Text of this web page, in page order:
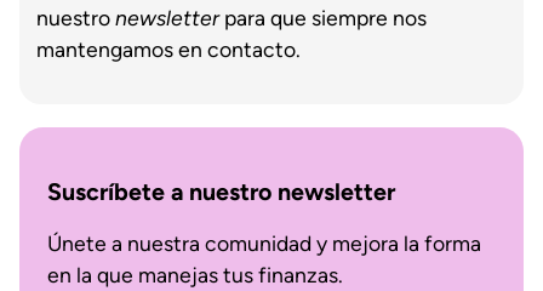
nuestronewsletterpara que siempre nos
mantengamos en contacto.
Suscríbete a nuestro newsletter
Únete a nuestra comunidad y mejora la forma
en la que manejas tus finanzas.